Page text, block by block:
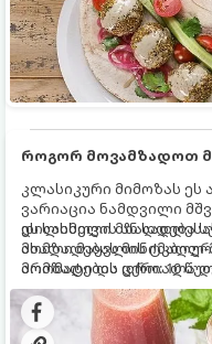
როგორ მოვამზადოთ
კლასიკური მიმოზას
ვარიაცია ნამდვილი
დილისთვის ან
ახალი მაყვლის ტკბილ-
არომატი და ცქრიალა
დახვეწილ და
ეს სასმელი მზადდება
მომზადებას
მომზადების დრო: 10